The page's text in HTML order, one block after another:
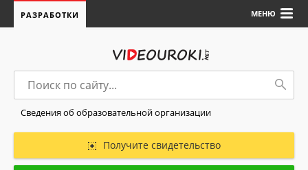
МЕНЮ
РАЗРАБОТКИ
Сведения об образовательной организации
Получите свидетельство